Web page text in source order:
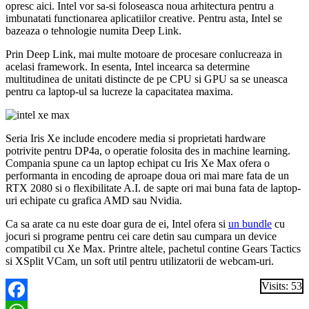
opresc aici. Intel vor sa-si foloseasca noua arhitectura pentru a
imbunatati functionarea aplicatiilor creative. Pentru asta, Intel se
bazeaza o tehnologie numita Deep Link.
Prin Deep Link, mai multe motoare de procesare conlucreaza in
acelasi framework. In esenta, Intel incearca sa determine
multitudinea de unitati distincte de pe CPU si GPU sa se uneasca
pentru ca laptop-ul sa lucreze la capacitatea maxima.
Seria Iris Xe include encodere media si proprietati hardware
potrivite pentru DP4a, o operatie folosita des in machine learning.
Compania spune ca un laptop echipat cu Iris Xe Max ofera o
performanta in encoding de aproape doua ori mai mare fata de un
RTX 2080 si o flexibilitate A.I. de sapte ori mai buna fata de laptop-
uri echipate cu grafica AMD sau Nvidia.
Ca sa arate ca nu este doar gura de ei, Intel ofera si un bundle cu
jocuri si programe pentru cei care detin sau cumpara un device
compatibil cu Xe Max. Printre altele, pachetul contine Gears Tactics
si XSplit VCam, un soft util pentru utilizatorii de webcam-uri.
Visits: 53